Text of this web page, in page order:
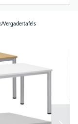
/Vergadertafels